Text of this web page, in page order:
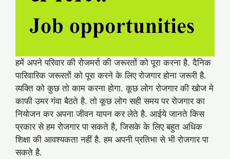
हमें अपने परिवार की रोजमर्रा की जरूरतों को पूरा करना है. दैनिक
पारिवारिक जरूरतों को पूरा करने के लिए रोजगार होना जरूरी है.
व्यक्ति को कुछ तो काम करना होगा. कूछ लोग रोजगार की खोज मे
काफी उमर गंंवा बैठते है. तो कूछ लोग सही समय पर रोजगार का
नियोजन कर अपना जीवन यापन कर लेते है. आईये जानते किस
प्रकार से हम रोजगार पा सकते है, जिसके के लिए बहुत अधिक
शिक्षा की आवश्यकता नहीं है. हम अपनी प्रतिभा से भी रोजगार पा
सकते है.